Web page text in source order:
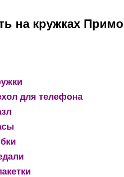
на кружках
для телефона